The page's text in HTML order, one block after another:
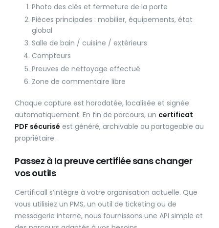
Photo des clés et fermeture de la porte
Pièces principales : mobilier, équipements, état
global
Salle de bain / cuisine / extérieurs
Compteurs
Preuves de nettoyage effectué
Zone de commentaire libre
Chaque capture est horodatée, localisée et signée
automatiquement. En fin de parcours, un certificat
PDF sécurisé est généré, archivable ou partageable au
propriétaire.
Passez à la preuve certifiée sans changer
vos outils
Certificall s’intègre à votre organisation actuelle. Que
vous utilisiez un PMS, un outil de ticketing ou de
messagerie interne, nous fournissons une API simple et